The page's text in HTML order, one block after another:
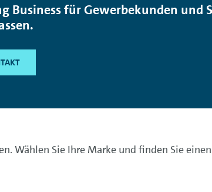
Business für Gewerbekunden und
Wählen Sie Ihre Marke und finden Sie